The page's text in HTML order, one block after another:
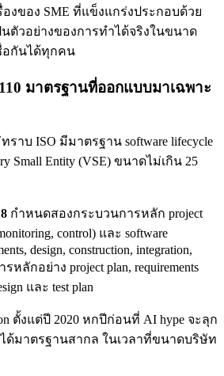
งของ SME ที่แข็งแกร่งประกอบด้วย
นตัวอย่างของการทำได้จริงในขนาด
อกันได้ทุกคน
มาตรฐานที่ออกแบบมาเฉพาะ
าบ ISO มีมาตรฐาน software lifecycle
Small Entity (VSE) ขนาดไม่เกิน 25
กำหนดสองกระบวนการหลัก project
control) และ software
design, construction, integration,
หลักอย่าง project plan, requirements
และ test plan
ตั้งแต่ปี 2020 หกปีก่อนที่ AI hype จะลุก
ได้มาตรฐานสากล ในเวลาที่ขนาดบริษัท